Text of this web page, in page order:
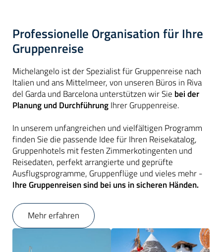
Professionelle Organisation für Ihre
Gruppenreise
Michelangelo ist der Spezialist für Gruppenreise nach
Italien und ans Mittelmeer, von unseren Büros in Riva
del Garda und Barcelona unterstützen wir Sie bei der
Planung und DurchführungIhrer Gruppenreise.
In unserem unfangreichen und vielfältigen Programm
finden Sie die passende Idee für Ihren Reisekatalog,
Gruppenhotels mit festen Zimmerkotingenten und
Reisedaten, perfekt arrangierte und geprüfte
Ausflugsprogramme, Gruppenflüge und vieles mehr -
Ihre Gruppenreisen sind bei uns in sicheren Händen.
Mehr erfahren